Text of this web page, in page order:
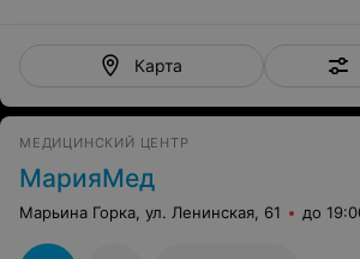
Карта
МЕДИЦИНСКИЙ ЦЕНТР
МарияМед
Марьина Горка, ул. Ленинская, 61 до